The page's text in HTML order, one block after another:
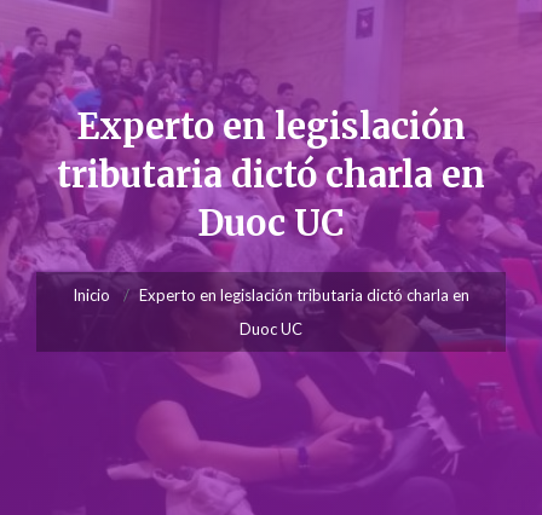
Experto en legislación
tributaria dictó charla en
Duoc UC
Inicio
Experto en legislación tributaria dictó charla en
Duoc UC